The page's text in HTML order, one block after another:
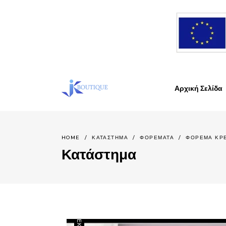
Αρχική Σελίδα
HOME /ΚΑΤΆΣΤΗΜΑ /ΦΟΡΕΜΑΤΑ /ΦΌΡΕΜΑ
Κατάστημα